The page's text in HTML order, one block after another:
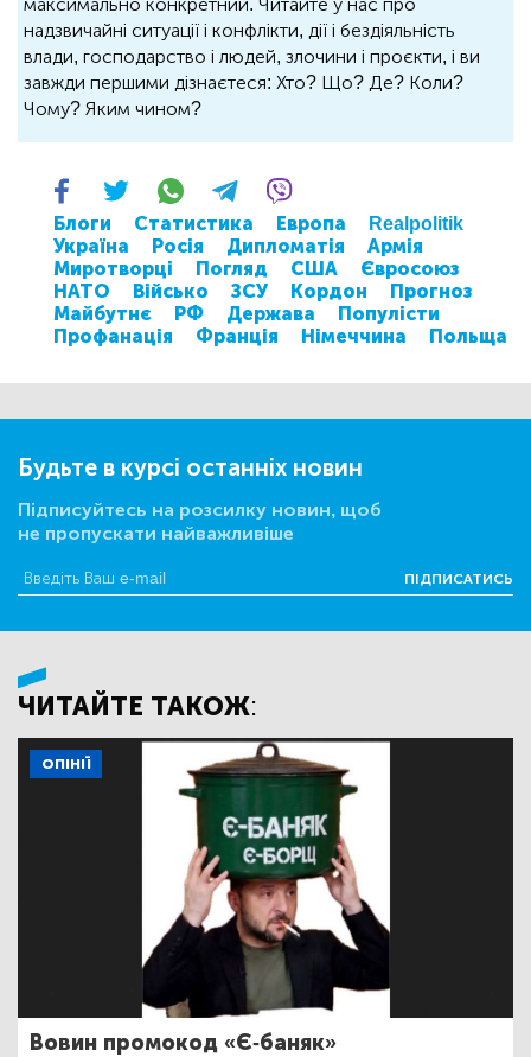
максимально конкретний. Читайте у нас про
надзвичайні ситуації і конфлікти, дії і бездіяльність
влади, господарство і людей, злочини і проєкти, і ви
завжди першими дізнаєтеся: Хто? Що? Де? Коли?
Чому? Яким чином?
Блоги Статистика Европа
Realpolitik
Україна
Росія Дипломатія
Армія
Миротворці
Погляд США
Євросоюз
НАТО
Військо ЗСУ Кордон
Прогноз
Майбутнє
РФ Держава
Популісти
Профанація
Франція Німеччина Польща
Будьте в курсі останніх новин
Підписуйтесь на розсилку новин, щоб
не пропускати найважливіше
ПІДПИСАТИСЬ
ЧИТАЙТЕ ТАКОЖ:
ОПІНІЇ
Вовин промокод «Є-баняк»